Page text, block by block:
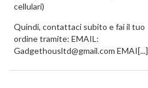
cellulari)
Quindi, contattaci subito e fai il tuo
ordine tramite: EMAIL:
Gadgethousltd@gmail.com EMAI[...]